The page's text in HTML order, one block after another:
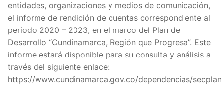
entidades, organizaciones y medios de comunicación,
el informe de rendición de cuentas correspondiente al
periodo 2020 – 2023, en el marco del Plan de
Desarrollo “Cundinamarca, Región que Progresa”. Este
informe estará disponible para su consulta y análisis a
través del siguiente enlace:
https://www.cundinamarca.gov.co/dependencias/